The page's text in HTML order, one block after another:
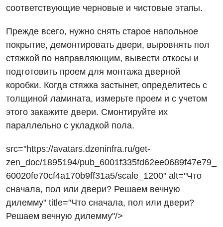
соответствующие черновые и чистовые этапы.
Прежде всего, нужно снять старое напольное
покрытие, демонтировать двери, выровнять пол
стяжкой по направляющим, вывести откосы и
подготовить проем для монтажа дверной
коробки. Когда стяжка застынет, определитесь с
толщиной ламината, измерьте проем и с учетом
этого закажите двери. Смонтируйте их
параллельно с укладкой пола.
src="https://avatars.dzeninfra.ru/get-
zen_doc/1895194/pub_6001f335fd62ee0689f47e79_
60020fe70cf4a170b9ff31a5/scale_1200" alt="Что
сначала, пол или двери? Решаем вечную
дилемму" title="Что сначала, пол или двери?
Решаем вечную дилемму"/>